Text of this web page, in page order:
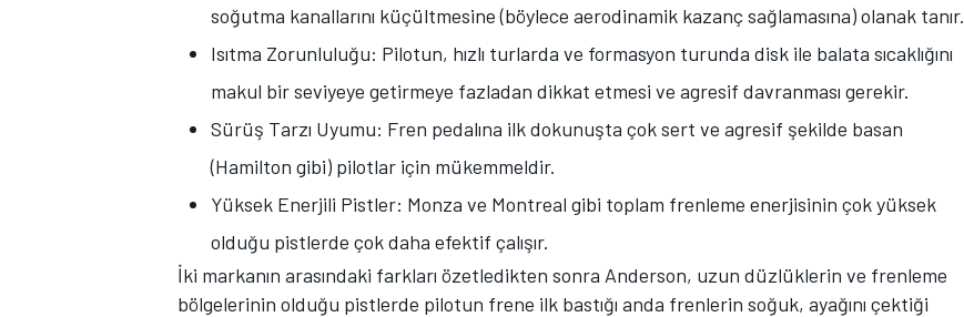
soğutma kanallarını küçültmesine (böylece aerodinamik kazanç sağlamasına) olanak tanır.
Isıtma Zorunluluğu: Pilotun, hızlı turlarda ve formasyon turunda disk ile balata sıcaklığını
makul bir seviyeye getirmeye fazladan dikkat etmesi ve agresif davranması gerekir.
Sürüş Tarzı Uyumu: Fren pedalına ilk dokunuşta çok sert ve agresif şekilde basan
(Hamilton gibi) pilotlar için mükemmeldir.
Yüksek Enerjili Pistler: Monza ve Montreal gibi toplam frenleme enerjisinin çok yüksek
olduğu pistlerde çok daha efektif çalışır.
İki markanın arasındaki farkları özetledikten sonra Anderson, uzun düzlüklerin ve frenleme
bölgelerinin olduğu pistlerde pilotun frene ilk bastığı anda frenlerin soğuk, ayağını çektiği